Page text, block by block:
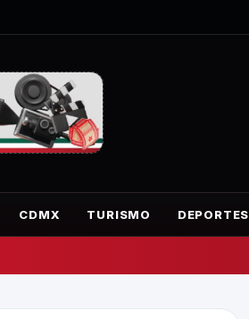
CDMX TURISMO DEPORTES